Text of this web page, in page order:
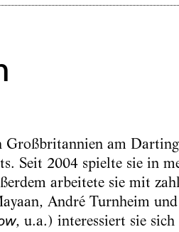
Großbritannien am
Seit 2004 spielte sie in
arbeitete sie mit
André Turnheim
, u.a.) interessiert sie